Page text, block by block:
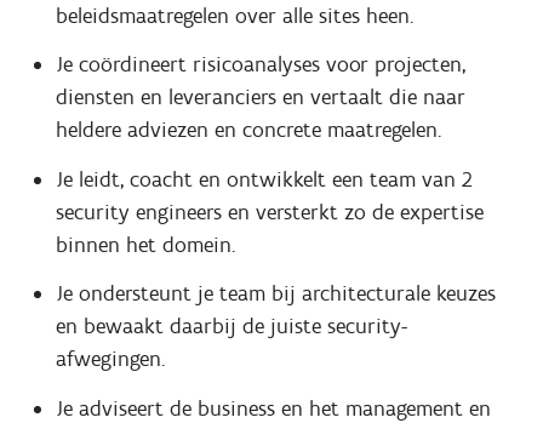
beleidsmaatregelen over alle sites heen.
Je coördineert risicoanalyses voor projecten,
diensten en leveranciers en vertaalt die naar
heldere adviezen en concrete maatregelen.
Je leidt, coacht en ontwikkelt een team van 2
security engineers en versterkt zo de expertise
binnen het domein.
Je ondersteunt je team bij architecturale keuzes
en bewaakt daarbij de juiste security-
afwegingen.
Je adviseert de business en het management en